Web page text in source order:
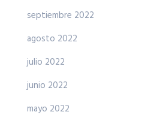
septiembre 2022
agosto 2022
julio 2022
junio 2022
mayo 2022